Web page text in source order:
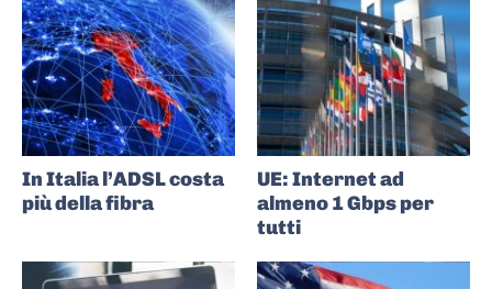
In Italia l’ADSL costa
più della fibra
UE: Internet ad
almeno 1 Gbps per
tutti